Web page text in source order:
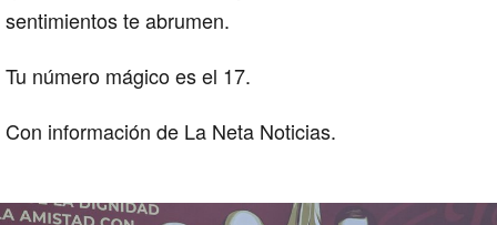
sentimientos te abrumen.
Tu número mágico es el 17.
Con información de La Neta Noticias.